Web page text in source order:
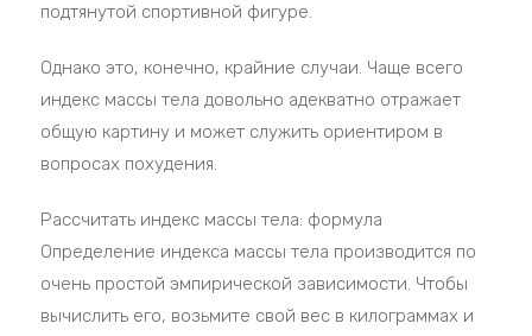
подтянутой спортивной фигуре.
Однако это, конечно, крайние случаи. Чаще всего
индекс массы тела довольно адекватно отражает
общую картину и может служить ориентиром в
вопросах похудения.
Рассчитать индекс массы тела: формула
Определение индекса массы тела производится по
очень простой эмпирической зависимости. Чтобы
вычислить его, возьмите свой вес в килограммах и